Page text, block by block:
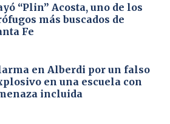
“Plin” Acosta, uno de los
más buscados de
Fe
en Alberdi por un falso
en una escuela con
incluida